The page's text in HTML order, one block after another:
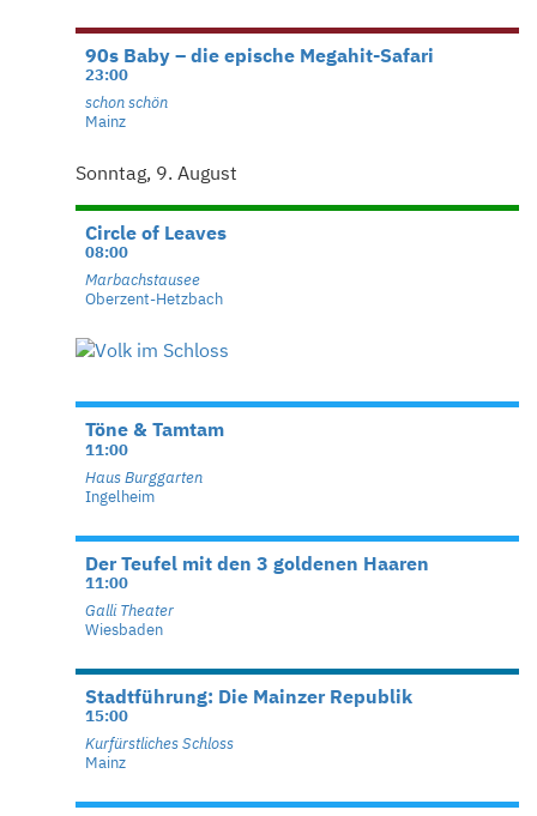
90s Baby – die epische Megahit-Safari
23:00
schon schön
Mainz
Sonntag, 9. August
Circle of Leaves
08:00
Marbachstausee
Oberzent-Hetzbach
Töne & Tamtam
11:00
Haus Burggarten
Ingelheim
Der Teufel mit den 3 goldenen Haaren
11:00
Galli Theater
Wiesbaden
Stadtführung: Die Mainzer Republik
15:00
Kurfürstliches Schloss
Mainz